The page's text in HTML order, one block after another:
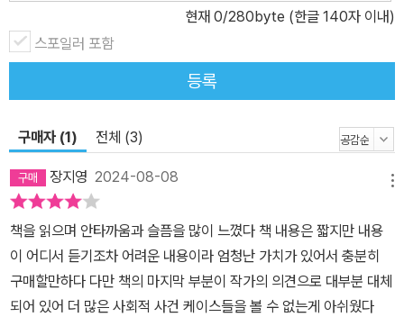
경험과 고독사 예비군인 사람들과의 대화를 통해 자신만의 예방법을
만들어냈다. 생전계약과 생활공동체를 통한 가족의 재탄생이 그것이
다. 생전계약은 자신이 원하는 지원과 사후 절차를 정부나 정부로부
터 위임받은 단체와 계약하는 것이다. 여기에는 생활, 요양, 간호, 재
나 함께 살 수 있는 장소를 제공해 고독한 삶을 막자는 것이다. 고독사
비율이 높은 중년 남성에게 사회와 소통할 것을 당부한다. 고독사는
다른 나라, 머나먼 미래의 문제가 아니다. 이제는 사회와 개인 모두 현
실을 인지하고 그에 걸맞은 노력을 해야만 한다.
현재 0/280byte (한글 140자 이내)
스포일러 포함
등록
구매자 (1) 전체 (3)
장지영 2024-08-08
책을 읽으며 안타까움과 슬픔을 많이 느꼈다 책 내용은 짧지만 내용
이 어디서 듣기조차 어려운 내용이라 엄청난 가치가 있어서 충분히
구매할만하다 다만 책의 마지막 부분이 작가의 의견으로 대부분 대체
되어 있어 더 많은 사회적 사건 케이스들을 볼 수 없는게 아쉬웠다